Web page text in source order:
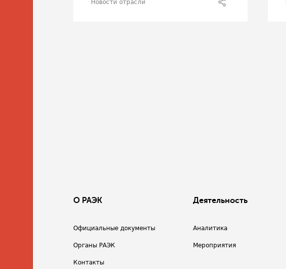
Новости отрасли
О РАЭК
Официальные документы
Органы РАЭК
Контакты
Деятельность
Аналитика
Мероприятия